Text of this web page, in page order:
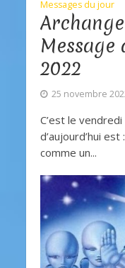
Messages du jour
Message
2022
25 novembre
C’est le
d’aujourd’hui
comme un...